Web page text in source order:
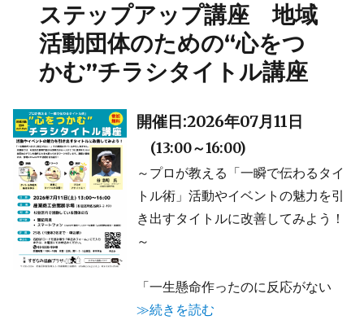
ステップアップ講座 地域
活動団体のための“心をつ
かむ”チラシタイトル講座
開催日:2026年07月11日
(13:00～16:00)
～プロが教える「一瞬で伝わるタイ
トル術」活動やイベントの魅力を引
き出すタイトルに改善してみよう！
～
「一生懸命作ったのに反応がない
≫続きを読む